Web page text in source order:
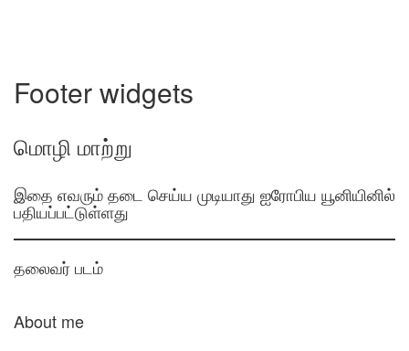
Footer widgets
மொழி மாற்று
இதை எவரும் தடை செய்ய முடியாது ஐரோபிய யூனியினில்
பதியப்பட்டுள்ளது
தலைவர் படம்
About me